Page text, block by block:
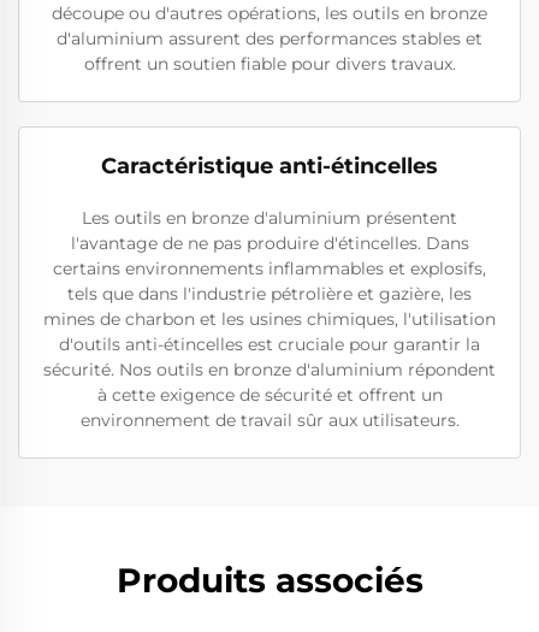
découpe ou d'autres opérations, les outils en bronze
d'aluminium assurent des performances stables et
offrent un soutien fiable pour divers travaux.
Caractéristique anti-étincelles
Les outils en bronze d'aluminium présentent
l'avantage de ne pas produire d'étincelles. Dans
certains environnements inflammables et explosifs,
tels que dans l'industrie pétrolière et gazière, les
mines de charbon et les usines chimiques, l'utilisation
d'outils anti-étincelles est cruciale pour garantir la
sécurité. Nos outils en bronze d'aluminium répondent
à cette exigence de sécurité et offrent un
environnement de travail sûr aux utilisateurs.
Produits associés